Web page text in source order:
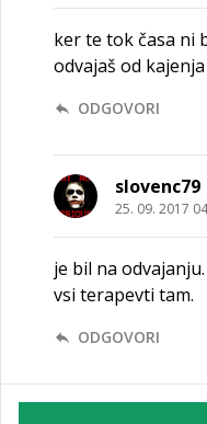
ker te tok časa ni
odvajaš od kajenja
ODGOVORI
slovenc79
25. 09. 2017
je bil na
vsi terapevti tam.
ODGOVORI